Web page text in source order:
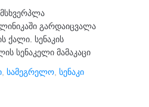
გარდაიცვალა
ქალი. სენაკის
სენაკელი მამაკაცი
Სამეგრელო Სენაკი